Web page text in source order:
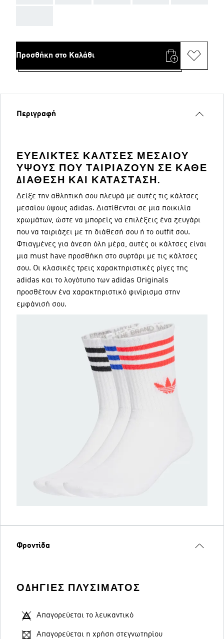
Προσθήκη στο Καλάθι
Περιγραφή
ΕΥΈΛΙΚΤΕΣ ΚΆΛΤΣΕΣ ΜΕΣΑΊΟΥ
ΎΨΟΥΣ ΠΟΥ ΤΑΙΡΙΆΖΟΥΝ ΣΕ ΚΆΘΕ
ΔΙΆΘΕΣΗ ΚΑΙ ΚΑΤΆΣΤΑΣΗ.
Δείξε την αθλητική σου πλευρά με αυτές τις κάλτσες
μεσαίου ύψους adidas. Διατίθενται σε μια ποικιλία
χρωμάτων, ώστε να μπορείς να επιλέξεις ένα ζευγάρι
που να ταιριάζει με τη διάθεσή σου ή το outfit σου.
Φτιαγμένες για άνεση όλη μέρα, αυτές οι κάλτσες είναι
μια must have προσθήκη στο συρτάρι με τις κάλτσες
σου. Οι κλασικές τρεις χαρακτηριστικές ρίγες της
adidas και το λογότυπο των adidas Originals
προσθέτουν ένα χαρακτηριστικό φινίρισμα στην
εμφάνισή σου.
Φροντίδα
ΟΔΗΓΊΕΣ ΠΛΥΣΊΜΑΤΟΣ
Απαγορεύεται το λευκαντικό
Απαγορεύεται η χρήση στεγνωτηρίου